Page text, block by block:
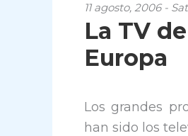
11 agosto, 2006 -
La TV
Europa
Los grandes
han sido los